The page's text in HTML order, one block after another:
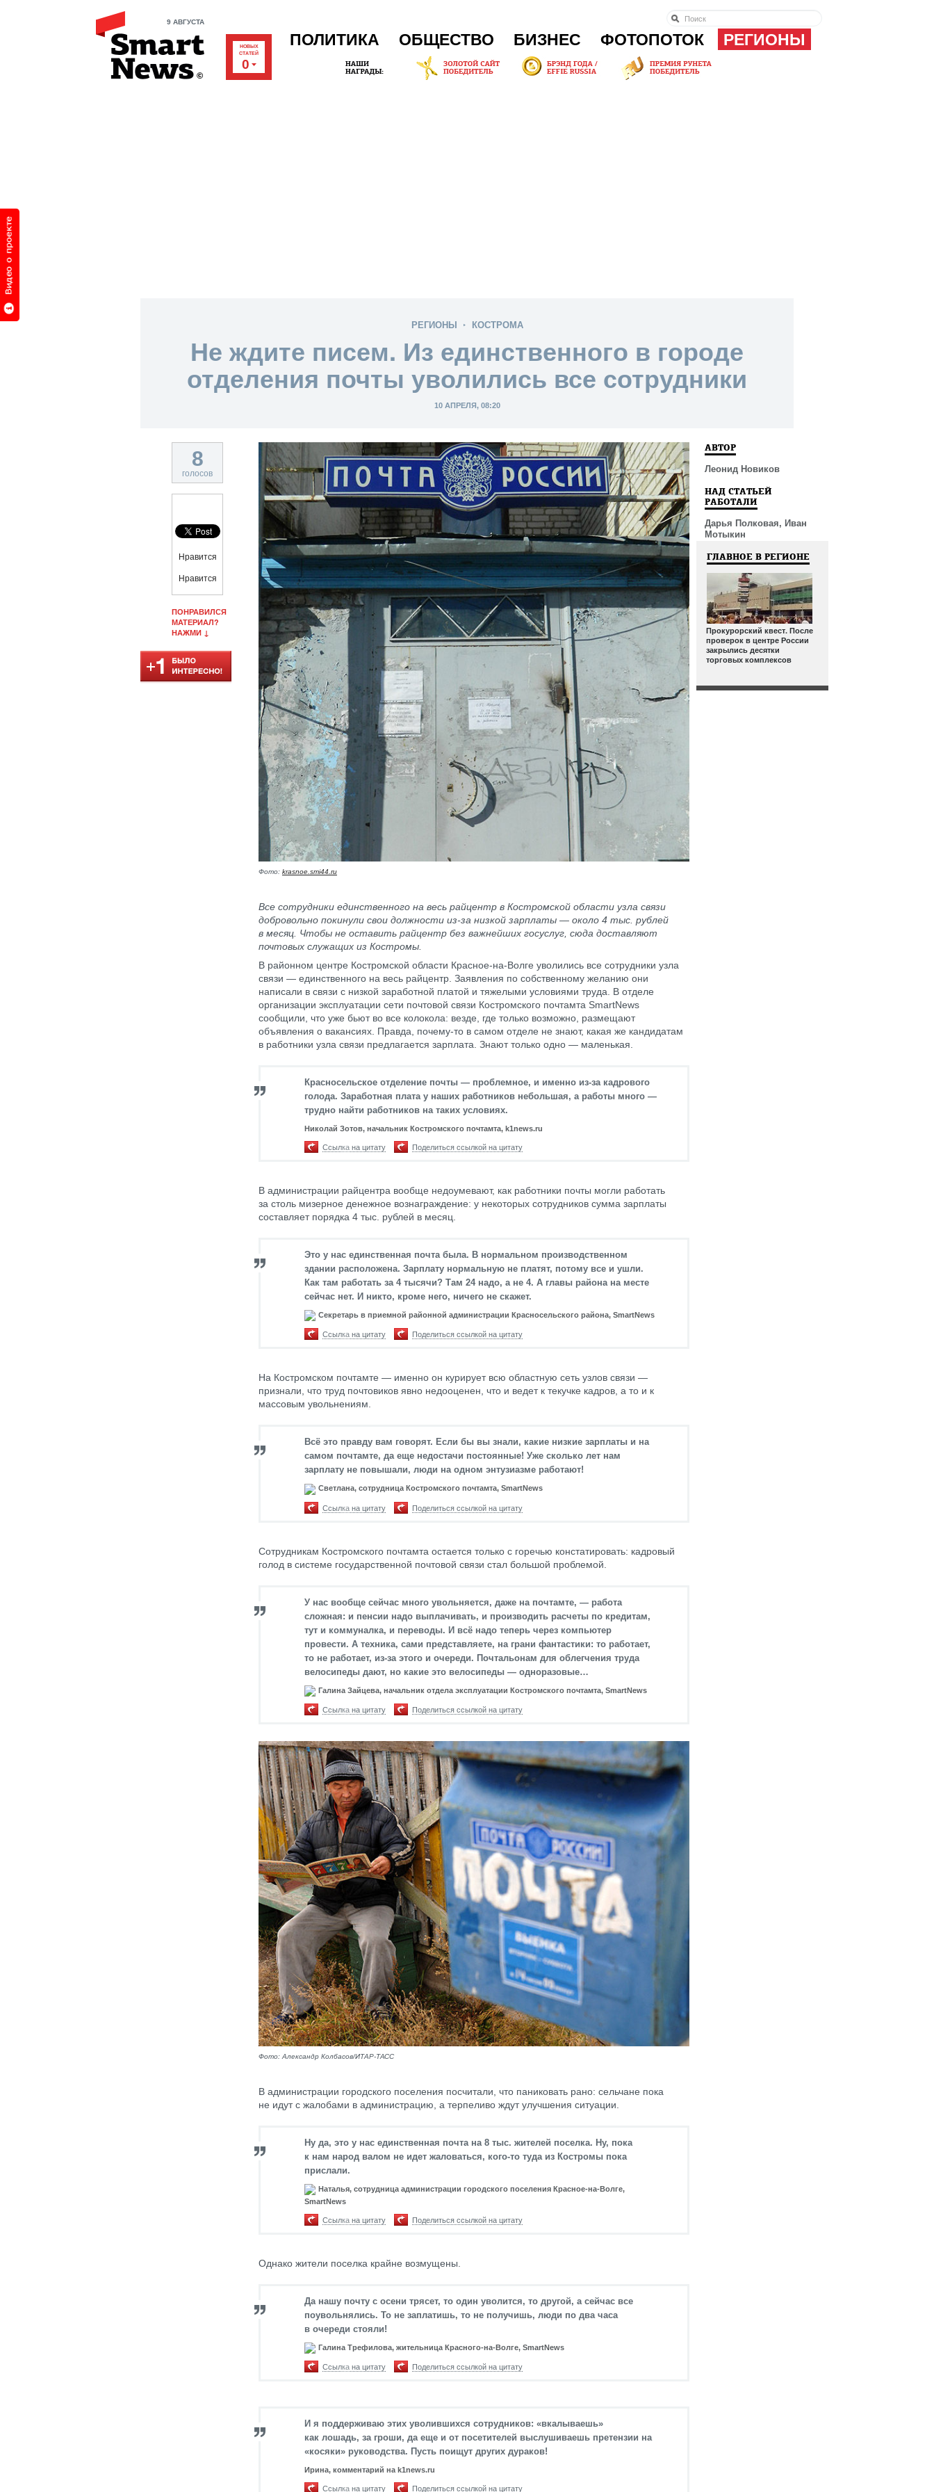
9 АВГУСТА
НОВЫХ
СТАТЕЙ
0
ПОЛИТИКА ОБЩЕСТВО БИЗНЕС ФОТОПОТОК РЕГИОНЫ
РЕГИОНЫ КОСТРОМА
Не ждите писем. Из единственного в городе
отделения почты уволились все сотрудники
10 АПРЕЛЯ, 08:20
8
голосов
Нравится
Нравится
ПОНРАВИЛСЯ
МАТЕРИАЛ?
НАЖМИ ↓
Фото: krasnoe.smi44.ru
Все сотрудники единственного на весь райцентр в Костромской области узла связи
добровольно покинули свои должности из-за низкой зарплаты — около 4 тыс. рублей
в месяц. Чтобы не оставить райцентр без важнейших госуслуг, сюда доставляют
почтовых служащих из Костромы.
В районном центре Костромской области Красное-на-Волге уволились все сотрудники узла
связи — единственного на весь райцентр. Заявления по собственному желанию они
написали в связи с низкой заработной платой и тяжелыми условиями труда. В отделе
организации эксплуатации сети почтовой связи Костромского почтамта SmartNews
сообщили, что уже бьют во все колокола: везде, где только возможно, размещают
объявления о вакансиях. Правда, почему-то в самом отделе не знают, какая же кандидатам
в работники узла связи предлагается зарплата. Знают только одно — маленькая.
Красносельское отделение почты — проблемное, и именно из-за кадрового
голода. Заработная плата у наших работников небольшая, а работы много —
трудно найти работников на таких условиях.
Николай Зотов, начальник Костромского почтамта, k1news.ru
Ссылка на цитату Поделиться ссылкой на цитату
В администрации райцентра вообще недоумевают, как работники почты могли работать
за столь мизерное денежное вознаграждение: у некоторых сотрудников сумма зарплаты
составляет порядка 4 тыс. рублей в месяц.
Это у нас единственная почта была. В нормальном производственном
здании расположена. Зарплату нормальную не платят, потому все и ушли.
Как там работать за 4 тысячи? Там 24 надо, а не 4. А главы района на месте
сейчас нет. И никто, кроме него, ничего не скажет.
Секретарь в приемной районной администрации Красносельского района, SmartNews
Ссылка на цитату Поделиться ссылкой на цитату
На Костромском почтамте — именно он курирует всю областную сеть узлов связи —
признали, что труд почтовиков явно недооценен, что и ведет к текучке кадров, а то и к
массовым увольнениям.
Всё это правду вам говорят. Если бы вы знали, какие низкие зарплаты и на
самом почтамте, да еще недостачи постоянные! Уже сколько лет нам
зарплату не повышали, люди на одном энтузиазме работают!
Светлана, сотрудница Костромского почтамта, SmartNews
Ссылка на цитату Поделиться ссылкой на цитату
Сотрудникам Костромского почтамта остается только с горечью констатировать: кадровый
голод в системе государственной почтовой связи стал большой проблемой.
У нас вообще сейчас много увольняется, даже на почтамте, — работа
сложная: и пенсии надо выплачивать, и производить расчеты по кредитам,
тут и коммуналка, и переводы. И всё надо теперь через компьютер
провести. А техника, сами представляете, на грани фантастики: то работает,
то не работает, из-за этого и очереди. Почтальонам для облегчения труда
велосипеды дают, но какие это велосипеды — одноразовые…
Галина Зайцева, начальник отдела эксплуатации Костромского почтамта, SmartNews
Ссылка на цитату Поделиться ссылкой на цитату
Фото: Александр Колбасов/ИТАР-ТАСС
В администрации городского поселения посчитали, что паниковать рано: сельчане пока
не идут с жалобами в администрацию, а терпеливо ждут улучшения ситуации.
Ну да, это у нас единственная почта на 8 тыс. жителей поселка. Ну, пока
к нам народ валом не идет жаловаться, кого-то туда из Костромы пока
прислали.
Наталья, сотрудница администрации городского поселения Красное-на-Волге,
SmartNews
Ссылка на цитату Поделиться ссылкой на цитату
Однако жители поселка крайне возмущены.
Да нашу почту с осени трясет, то один уволится, то другой, а сейчас все
поувольнялись. То не заплатишь, то не получишь, люди по два часа
в очереди стояли!
Галина Трефилова, жительница Красного-на-Волге, SmartNews
Ссылка на цитату Поделиться ссылкой на цитату
И я поддерживаю этих уволившихся сотрудников: «вкалываешь»
как лошадь, за гроши, да еще и от посетителей выслушиваешь претензии на
«косяки» руководства. Пусть поищут других дураков!
Ирина, комментарий на k1news.ru
Ссылка на цитату Поделиться ссылкой на цитату
АВТОР
Леонид Новиков
НАД СТАТЬЕЙ
РАБОТАЛИ
Дарья Полковая, Иван
Мотыкин
ГЛАВНОЕ В РЕГИОНЕ
Прокурорский квест. После
проверок в центре России
закрылись десятки
торговых комплексов